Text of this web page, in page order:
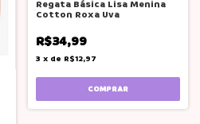
Regata Básica Lisa Menina
Cotton Roxa Uva
R$34,99
3 x de R$12,97
COMPRAR